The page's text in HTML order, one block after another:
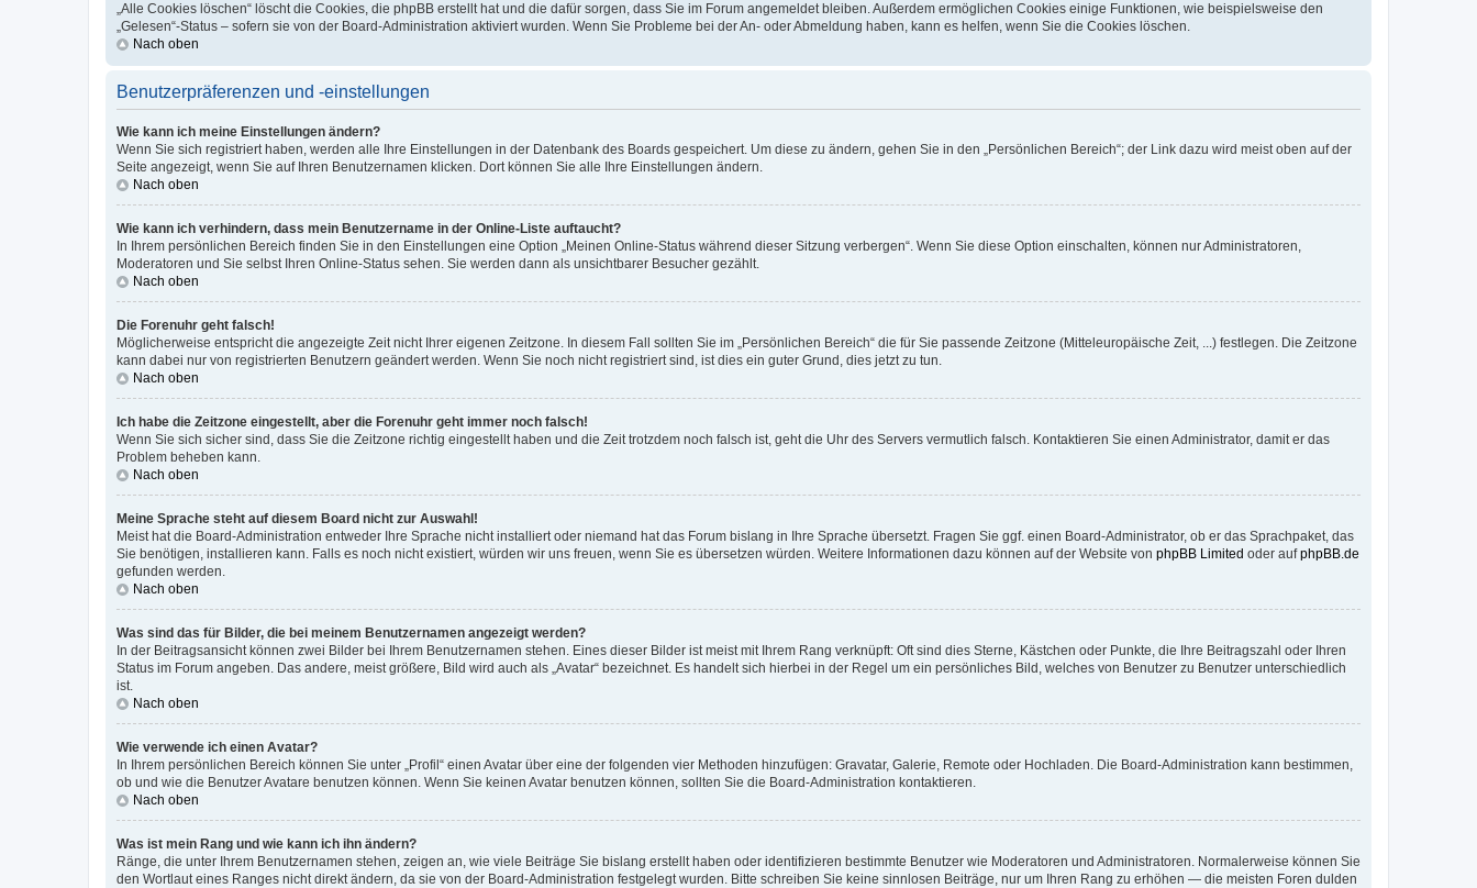
„Alle Cookies löschen“ löscht die Cookies, die phpBB erstellt hat und die dafür sorgen, dass Sie im Forum angemeldet bleiben. Außerdem ermöglichen Cookies einige Funktionen, wie beispielsweise den
„Gelesen“-Status – sofern sie von der Board-Administration aktiviert wurden. Wenn Sie Probleme bei der An- oder Abmeldung haben, kann es helfen, wenn Sie die Cookies löschen.
Nach oben
Benutzerpräferenzen und -einstellungen
Wie kann ich meine Einstellungen ändern?
Wenn Sie sich registriert haben, werden alle Ihre Einstellungen in der Datenbank des Boards gespeichert. Um diese zu ändern, gehen Sie in den „Persönlichen Bereich“; der Link dazu wird meist oben auf der
Seite angezeigt, wenn Sie auf Ihren Benutzernamen klicken. Dort können Sie alle Ihre Einstellungen ändern.
Nach oben
Wie kann ich verhindern, dass mein Benutzername in der Online-Liste auftaucht?
In Ihrem persönlichen Bereich finden Sie in den Einstellungen eine Option „Meinen Online-Status während dieser Sitzung verbergen“. Wenn Sie diese Option einschalten, können nur Administratoren,
Moderatoren und Sie selbst Ihren Online-Status sehen. Sie werden dann als unsichtbarer Besucher gezählt.
Nach oben
Die Forenuhr geht falsch!
Möglicherweise entspricht die angezeigte Zeit nicht Ihrer eigenen Zeitzone. In diesem Fall sollten Sie im „Persönlichen Bereich“ die für Sie passende Zeitzone (Mitteleuropäische Zeit, ...) festlegen. Die Zeitzone
kann dabei nur von registrierten Benutzern geändert werden. Wenn Sie noch nicht registriert sind, ist dies ein guter Grund, dies jetzt zu tun.
Nach oben
Ich habe die Zeitzone eingestellt, aber die Forenuhr geht immer noch falsch!
Wenn Sie sich sicher sind, dass Sie die Zeitzone richtig eingestellt haben und die Zeit trotzdem noch falsch ist, geht die Uhr des Servers vermutlich falsch. Kontaktieren Sie einen Administrator, damit er das
Problem beheben kann.
Nach oben
Meine Sprache steht auf diesem Board nicht zur Auswahl!
Meist hat die Board-Administration entweder Ihre Sprache nicht installiert oder niemand hat das Forum bislang in Ihre Sprache übersetzt. Fragen Sie ggf. einen Board-Administrator, ob er das Sprachpaket, das
Sie benötigen, installieren kann. Falls es noch nicht existiert, würden wir uns freuen, wenn Sie es übersetzen würden. Weitere Informationen dazu können auf der Website von phpBB Limited oder aufphpBB.de
gefunden werden.
Nach oben
Was sind das für Bilder, die bei meinem Benutzernamen angezeigt werden?
In der Beitragsansicht können zwei Bilder bei Ihrem Benutzernamen stehen. Eines dieser Bilder ist meist mit Ihrem Rang verknüpft: Oft sind dies Sterne, Kästchen oder Punkte, die Ihre Beitragszahl oder Ihren
Status im Forum angeben. Das andere, meist größere, Bild wird auch als „Avatar“ bezeichnet. Es handelt sich hierbei in der Regel um ein persönliches Bild, welches von Benutzer zu Benutzer unterschiedlich
ist.
Nach oben
Wie verwende ich einen Avatar?
In Ihrem persönlichen Bereich können Sie unter „Profil“ einen Avatar über eine der folgenden vier Methoden hinzufügen: Gravatar, Galerie, Remote oder Hochladen. Die Board-Administration kann bestimmen,
ob und wie die Benutzer Avatare benutzen können. Wenn Sie keinen Avatar benutzen können, sollten Sie die Board-Administration kontaktieren.
Nach oben
Was ist mein Rang und wie kann ich ihn ändern?
Ränge, die unter Ihrem Benutzernamen stehen, zeigen an, wie viele Beiträge Sie bislang erstellt haben oder identifizieren bestimmte Benutzer wie Moderatoren und Administratoren. Normalerweise können Sie
den Wortlaut eines Ranges nicht direkt ändern, da sie von der Board-Administration festgelegt wurden. Bitte schreiben Sie keine sinnlosen Beiträge, nur um Ihren Rang zu erhöhen — die meisten Foren dulden